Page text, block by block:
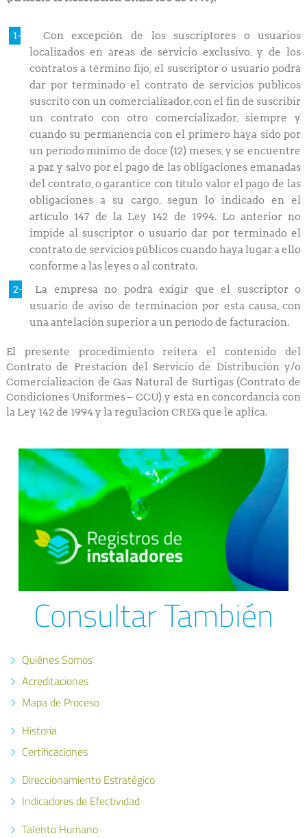
Con excepción de los suscriptores o usuarios
localizados en áreas de servicio exclusivo, y de los
contratos a término fijo, el suscriptor o usuario podrá
dar por terminado el contrato de servicios públicos
suscrito con un comercializador, con el fin de suscribir
un contrato con otro comercializador, siempre y
cuando su permanencia con el primero haya sido por
un período mínimo de doce (12) meses, y se encuentre
a paz y salvo por el pago de las obligaciones emanadas
del contrato, o garantice con título valor el pago de las
obligaciones a su cargo, según lo indicado en el
artículo 147 de la Ley 142 de 1994. Lo anterior no
impide al suscriptor o usuario dar por terminado el
contrato de servicios públicos cuando haya lugar a ello
conforme a las leyes o al contrato.
La empresa no podrá exigir que el suscriptor o
usuario de aviso de terminación por esta causa, con
una antelación superior a un período de facturación.
El presente procedimiento reitera el contenido del
Contrato de Prestación del Servicio de Distribución y/o
Comercialización de Gas Natural de Surtigas (Contrato de
Condiciones Uniformes – CCU) y está en concordancia con
la Ley 142 de 1994 y la regulación CREG que le aplica.
Consultar También
Quiénes Somos
Acreditaciones
Mapa de Proceso
Historia
Certificaciones
Direccionamiento Estratégico
Indicadores de Efectividad
Talento Humano